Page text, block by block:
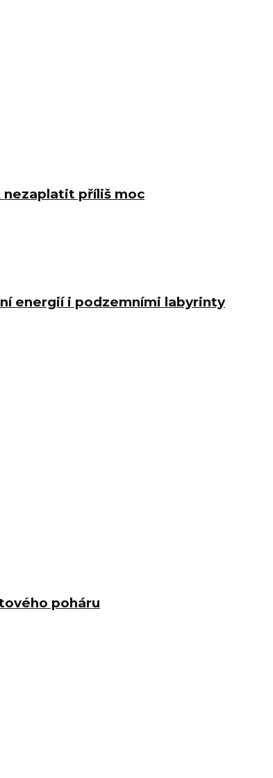
nezaplatit příliš moc
energií i podzemními labyrinty
poháru